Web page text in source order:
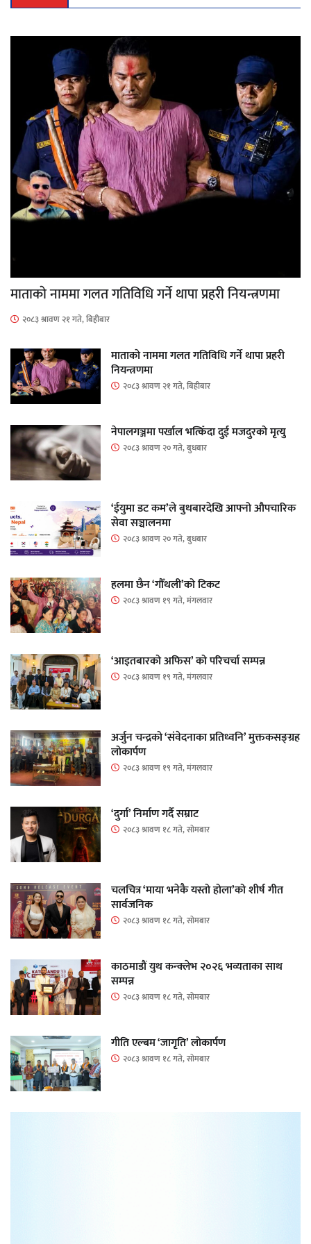
माताकाे नाममा गलत गतिविधि गर्ने थापा प्रहरी नियन्त्रणमा
२०८३ श्रावण २१ गते, बिहीबार
माताकाे नाममा गलत गतिविधि गर्ने थापा प्रहरी
नियन्त्रणमा
२०८३ श्रावण २१ गते, बिहीबार
नेपालगञ्जमा पर्खाल भत्किँदा दुई मजदुरको मृत्यु
२०८३ श्रावण २० गते, बुधबार
‘ईयुमा डट कम’ले बुधबारदेखि आफ्नो औपचारिक
सेवा सञ्चालनमा
२०८३ श्रावण २० गते, बुधबार
हलमा छैन ‘गौँथली’को टिकट
२०८३ श्रावण १९ गते, मंगलवार
‘आइतबारको अफिस’ को परिचर्चा सम्पन्न
२०८३ श्रावण १९ गते, मंगलवार
अर्जुन चन्द्रको ‘संवेदनाका प्रतिध्वनि’ मुक्तकसङ्ग्रह
लोकार्पण
२०८३ श्रावण १९ गते, मंगलवार
‘दुर्गा’ निर्माण गर्दै सम्राट
२०८३ श्रावण १८ गते, सोमबार
चलचित्र ‘माया भनेकै यस्तो होला’को शीर्ष गीत
सार्वजनिक
२०८३ श्रावण १८ गते, सोमबार
काठमाडौं युथ कन्क्लेभ २०२६ भव्यताका साथ
सम्पन्न
२०८३ श्रावण १८ गते, सोमबार
गीति एल्बम ‘जागृति’ लोकार्पण
२०८३ श्रावण १८ गते, सोमबार